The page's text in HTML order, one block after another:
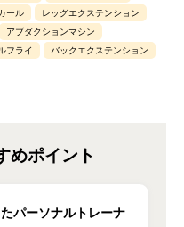
ール
レッグエクステンション
アブダクションマシン
フライ
バックエクステンション
めポイント
パーソナルトレーナ